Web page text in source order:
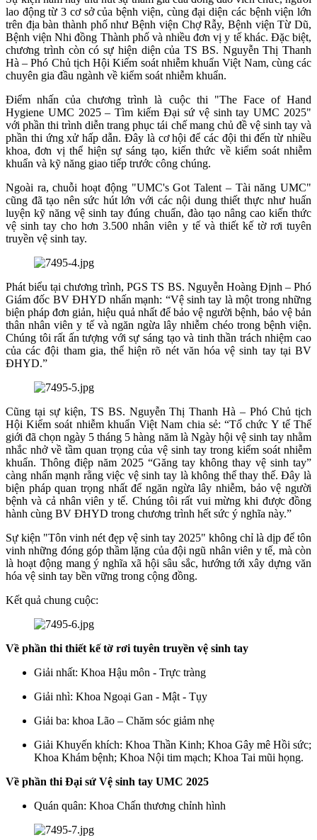
lao động từ 3 cơ sở của bệnh viện, cùng đại diện các bệnh viện lớn
trên địa bàn thành phố như Bệnh viện Chợ Rẫy, Bệnh viện Từ Dũ,
Bệnh viện Nhi đồng Thành phố và nhiều đơn vị y tế khác. Đặc biệt,
chương trình còn có sự hiện diện của TS BS. Nguyễn Thị Thanh
Hà – Phó Chủ tịch Hội Kiểm soát nhiễm khuẩn Việt Nam, cùng các
chuyên gia đầu ngành về kiểm soát nhiễm khuẩn.
Điểm nhấn của chương trình là cuộc thi "The Face of Hand
Hygiene UMC 2025 – Tìm kiếm Đại sứ vệ sinh tay UMC 2025"
với phần thi trình diễn trang phục tái chế mang chủ đề vệ sinh tay và
phần thi ứng xử hấp dẫn. Đây là cơ hội để các đội thi đến từ nhiều
khoa, đơn vị thể hiện sự sáng tạo, kiến thức về kiểm soát nhiễm
khuẩn và kỹ năng giao tiếp trước công chúng.
Ngoài ra, chuỗi hoạt động "UMC's Got Talent – Tài năng UMC"
cũng đã tạo nên sức hút lớn với các nội dung thiết thực như huấn
luyện kỹ năng vệ sinh tay đúng chuẩn, đào tạo nâng cao kiến thức
vệ sinh tay cho hơn 3.500 nhân viên y tế và thiết kế tờ rơi tuyên
truyền vệ sinh tay.
Phát biểu tại chương trình, PGS TS BS. Nguyễn Hoàng Định – Phó
Giám đốc BV ĐHYD nhấn mạnh: “Vệ sinh tay là một trong những
biện pháp đơn giản, hiệu quả nhất để bảo vệ người bệnh, bảo vệ bản
thân nhân viên y tế và ngăn ngừa lây nhiễm chéo trong bệnh viện.
Chúng tôi rất ấn tượng với sự sáng tạo và tinh thần trách nhiệm cao
của các đội tham gia, thể hiện rõ nét văn hóa vệ sinh tay tại BV
ĐHYD.”
Cũng tại sự kiện, TS BS. Nguyễn Thị Thanh Hà – Phó Chủ tịch
Hội Kiểm soát nhiễm khuẩn Việt Nam chia sẻ: “Tổ chức Y tế Thế
giới đã chọn ngày 5 tháng 5 hàng năm là Ngày hội vệ sinh tay nhằm
nhắc nhở về tầm quan trọng của vệ sinh tay trong kiểm soát nhiễm
khuẩn. Thông điệp năm 2025 “Găng tay không thay vệ sinh tay”
càng nhấn mạnh rằng việc vệ sinh tay là không thể thay thế. Đây là
biện pháp quan trọng nhất để ngăn ngừa lây nhiễm, bảo vệ người
bệnh và cả nhân viên y tế. Chúng tôi rất vui mừng khi được đồng
hành cùng BV ĐHYD trong chương trình hết sức ý nghĩa này.”
Sự kiện "Tôn vinh nét đẹp vệ sinh tay 2025" không chỉ là dịp để tôn
vinh những đóng góp thầm lặng của đội ngũ nhân viên y tế, mà còn
là hoạt động mang ý nghĩa xã hội sâu sắc, hướng tới xây dựng văn
hóa vệ sinh tay bền vững trong cộng đồng.
Kết quả chung cuộc:
Về phần thi thiết kế tờ rơituyên truyền vệ sinh tay
Giải nhất: Khoa Hậu môn - Trực tràng
Giải nhì: Khoa Ngoại Gan - Mật- Tụy
Giải ba: khoa Lão – Chăm sóc giảm nhẹ
Giải Khuyến khích: Khoa Thần Kinh; Khoa Gây mê Hồi sức;
Khoa Khám bệnh; Khoa Nội tim mạch; Khoa Tai mũi họng.
Về phần thi Đại sứ Vệ sinh tay UMC 2025
Quán quân: Khoa Chấn thương chỉnh hình